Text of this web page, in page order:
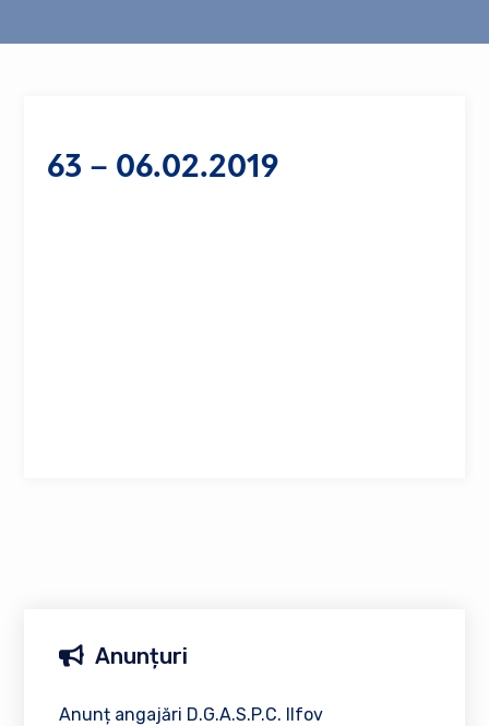
63 – 06.02.2019
Anunțuri
Anunț angajări D.G.A.S.P.C. Ilfov